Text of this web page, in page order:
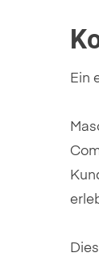
Ein